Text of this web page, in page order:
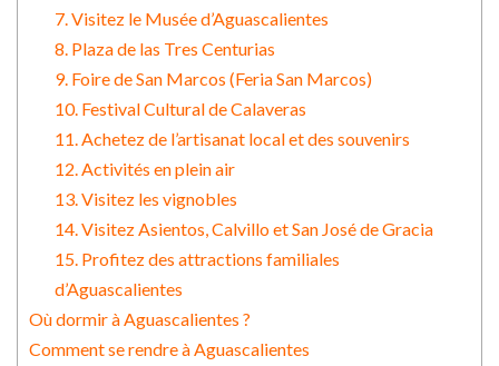
7. Visitez le Musée d’Aguascalientes
8. Plaza de las Tres Centurias
9. Foire de San Marcos (Feria San Marcos)
10. Festival Cultural de Calaveras
11. Achetez de l’artisanat local et des souvenirs
12. Activités en plein air
13. Visitez les vignobles
14. Visitez Asientos, Calvillo et San José de Gracia
15. Profitez des attractions familiales
d’Aguascalientes
Où dormir à Aguascalientes ?
Comment se rendre à Aguascalientes